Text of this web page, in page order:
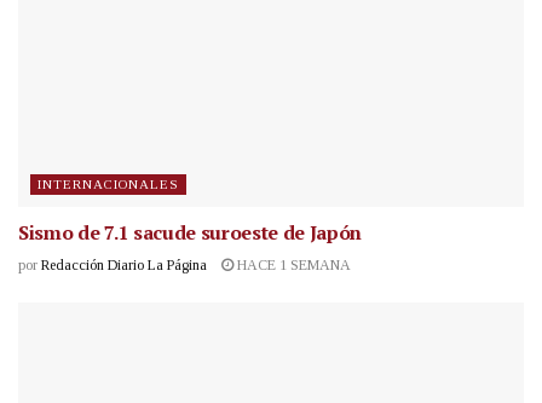
INTERNACIONALES
Sismo de 7.1 sacude suroeste de Japón
por Redacción Diario La Página HACE 1 SEMANA